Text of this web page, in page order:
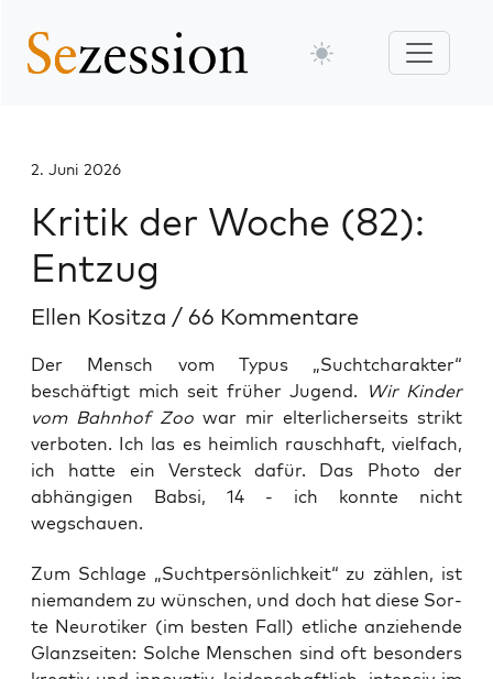
2. Juni 2026
Kritik der Woche (82):
Entzug
Ellen Kositza / 66 Kommentare
Der Mensch vom Typus „Suchtcharakter“
beschäftigt mich seit früher Jugend. Wir Kinder
vom Bahnhof Zoo war mir elterlicherseits strikt
verboten. Ich las es heimlich rauschhaft, vielfach,
ich hatte ein Versteck dafür. Das Photo der
abhängigen Babsi, 14 - ich konnte nicht
wegschauen.
Zum Schla­ge „Sucht­per­sön­lich­keit“ zu zäh­len, ist
nie­man­dem zu wün­schen, und doch hat die­se Sor­
te Neu­ro­ti­ker (im bes­ten Fall) etli­che anzie­hen­de
Glanz­sei­ten: Sol­che Men­schen sind oft beson­ders